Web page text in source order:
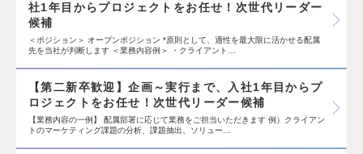
社1年目からプロジェクトをお任せ！次世代リーダー
候補
＜ポジション＞ オープンポジション *原則として、適性を最大限に活かせる配属
先を当社が判断します ＜業務内容例＞ ・クライアント…
【第二新卒歓迎】企画～実行まで、入社1年目からプ
ロジェクトをお任せ！次世代リーダー候補
【業務内容の一例】 配属部署に応じて業務をご担当いただきます 例）クライアン
トのマーケティング課題の分析、課題抽出、ソリュー…